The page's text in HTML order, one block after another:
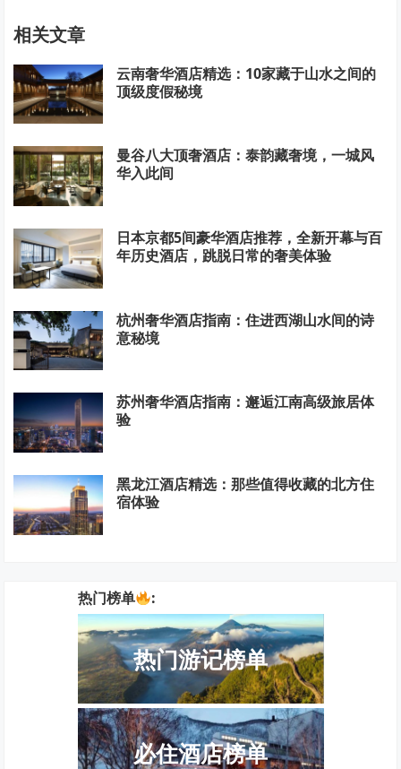
相关文章
云南奢华酒店精选：10家藏于山水之间的
顶级度假秘境
曼谷八大顶奢酒店：泰韵藏奢境，一城风
华入此间
日本京都5间豪华酒店推荐，全新开幕与百
年历史酒店，跳脱日常的奢美体验
杭州奢华酒店指南：住进西湖山水间的诗
意秘境
苏州奢华酒店指南：邂逅江南高级旅居体
验
黑龙江酒店精选：那些值得收藏的北方住
宿体验
热门榜单 :
热门游记榜单
必住酒店榜单